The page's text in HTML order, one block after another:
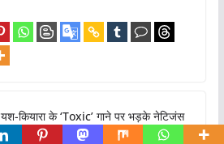
यश-कियारा के ‘Toxic’ गाने पर भड़के नेटिजंस
जुलाई 8, 2026